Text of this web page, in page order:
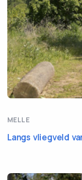
MELLE
Langs vliegveld